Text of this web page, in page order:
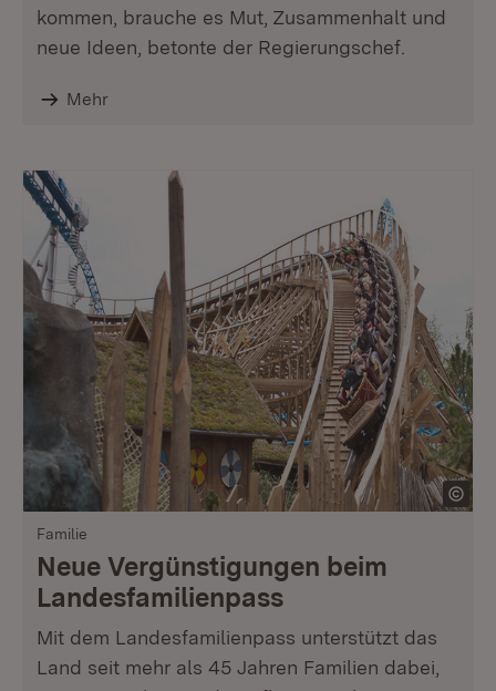
kommen, brauche es Mut, Zusammenhalt und
neue Ideen, betonte der Regierungschef.
Mehr
Familie
Neue Vergünstigungen beim
Landesfamilienpass
Mit dem Landesfamilienpass unterstützt das
Land seit mehr als 45 Jahren Familien dabei,